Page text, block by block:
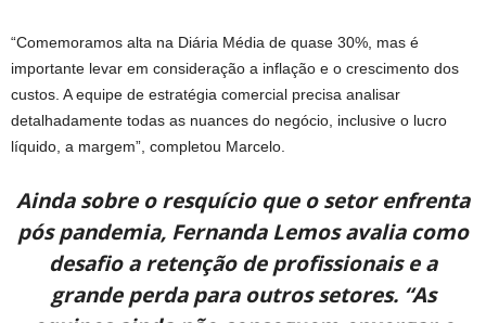
“Comemoramos alta na Diária Média de quase 30%, mas é
importante levar em consideração a inflação e o crescimento dos
custos. A equipe de estratégia comercial precisa analisar
detalhadamente todas as nuances do negócio, inclusive o lucro
líquido, a margem”, completou Marcelo.
Ainda sobre o resquício que o setor enfrenta
pós pandemia, Fernanda Lemos avalia como
desafio a retenção de profissionais e a
grande perda para outros setores. “As